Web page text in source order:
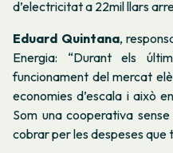
d’electricitat a 22mil llars
Eduard Quintana,
Energia: “Durant els
funcionament del mercat
economies d’escala i això
Som una cooperativa
cobrar per les despeses que